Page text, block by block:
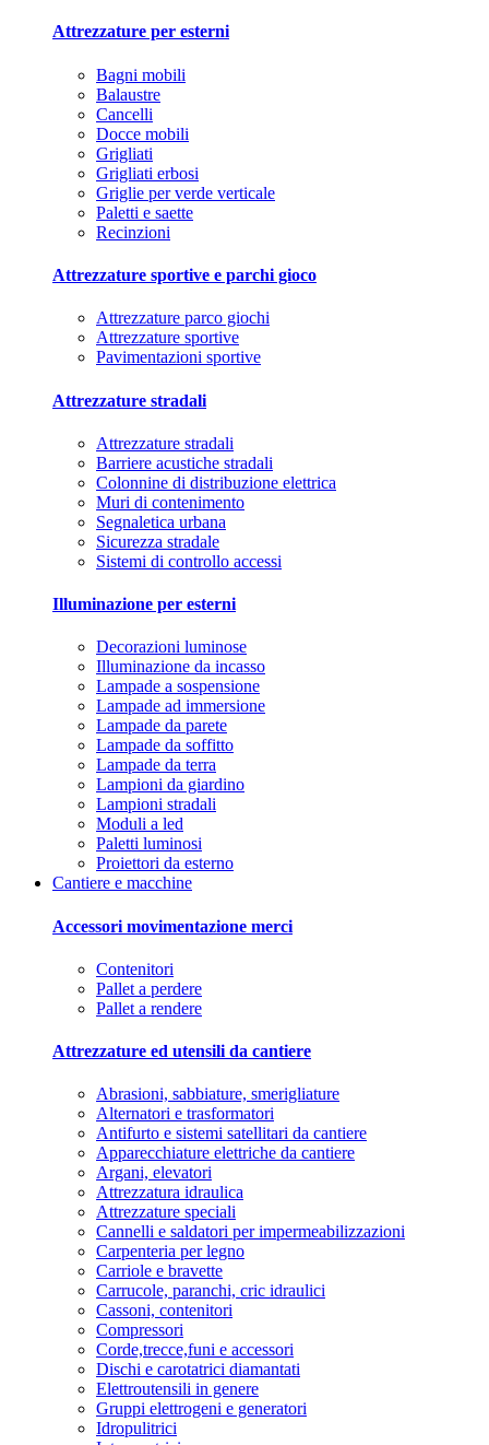
Attrezzature per esterni
Bagni mobili
Balaustre
Cancelli
Docce mobili
Grigliati
Grigliati erbosi
Griglie per verde verticale
Paletti e saette
Recinzioni
Attrezzature sportive e parchi gioco
Attrezzature parco giochi
Attrezzature sportive
Pavimentazioni sportive
Attrezzature stradali
Attrezzature stradali
Barriere acustiche stradali
Colonnine di distribuzione elettrica
Muri di contenimento
Segnaletica urbana
Sicurezza stradale
Sistemi di controllo accessi
Illuminazione per esterni
Decorazioni luminose
Illuminazione da incasso
Lampade a sospensione
Lampade ad immersione
Lampade da parete
Lampade da soffitto
Lampade da terra
Lampioni da giardino
Lampioni stradali
Moduli a led
Paletti luminosi
Proiettori da esterno
Cantiere e macchine
Accessori movimentazione merci
Contenitori
Pallet a perdere
Pallet a rendere
Attrezzature ed utensili da cantiere
Abrasioni, sabbiature, smerigliature
Alternatori e trasformatori
Antifurto e sistemi satellitari da cantiere
Apparecchiature elettriche da cantiere
Argani, elevatori
Attrezzatura idraulica
Attrezzature speciali
Cannelli e saldatori per impermeabilizzazioni
Carpenteria per legno
Carriole e bravette
Carrucole, paranchi, cric idraulici
Cassoni, contenitori
Compressori
Corde,trecce,funi e accessori
Dischi e carotatrici diamantati
Elettroutensili in genere
Gruppi elettrogeni e generatori
Idropulitrici